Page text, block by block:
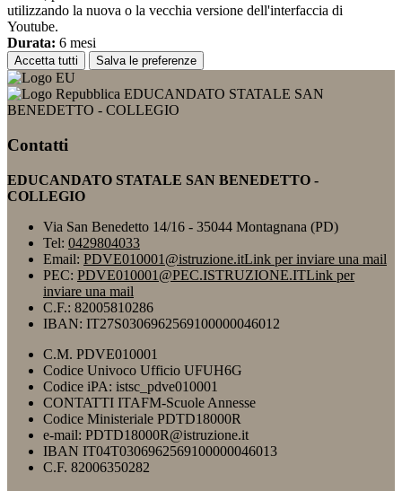
utilizzando la nuova o la vecchia versione dell'interfaccia di
Youtube.
Durata: 6 mesi
Accetta tutti Salva le preferenze
EDUCANDATO STATALE SAN
BENEDETTO - COLLEGIO
Contatti
EDUCANDATO STATALE SAN BENEDETTO -
COLLEGIO
Via San Benedetto 14/16 - 35044 Montagnana (PD)
Tel: 0429804033
Email: PDVE010001@istruzione.itLink per inviare una mail
PEC: PDVE010001@PEC.ISTRUZIONE.ITLink per
inviare una mail
C.F.: 82005810286
IBAN: IT27S0306962569100000046012
C.M. PDVE010001
Codice Univoco Ufficio UFUH6G
Codice iPA: istsc_pdve010001
CONTATTI ITAFM-Scuole Annesse
Codice Ministeriale PDTD18000R
e-mail: PDTD18000R@istruzione.it
IBAN IT04T0306962569100000046013
C.F. 82006350282